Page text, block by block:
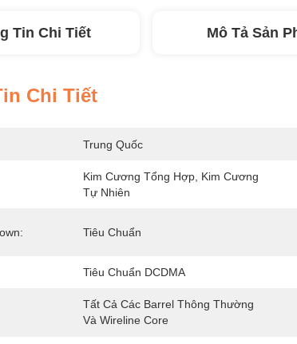
Tin Chi Tiết Mô Tả Sản
Chi Tiết
Trung Quốc
Kim Cương Tổng Hợp, Kim Cương
Tự Nhiên
Tiêu Chuẩn
Tiêu Chuẩn DCDMA
Tất Cả Các Barrel Thông Thường
Và Wireline Core